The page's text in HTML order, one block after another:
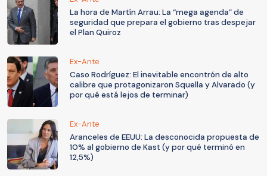
La hora de Martín Arrau: La “mega agenda” de
seguridad que prepara el gobierno tras despejar
el Plan Quiroz
Ex-Ante
Caso Rodríguez: El inevitable encontrón de alto
calibre que protagonizaron Squella y Alvarado (y
por qué está lejos de terminar)
Ex-Ante
Aranceles de EEUU: La desconocida propuesta de
10% al gobierno de Kast (y por qué terminó en
12,5%)